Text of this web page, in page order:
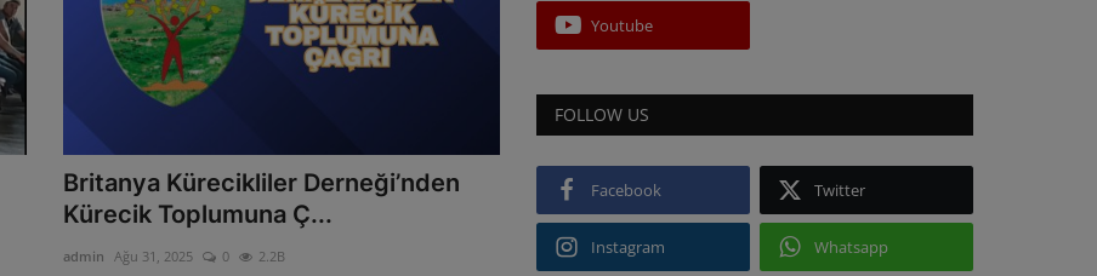
Britanya Kürecikliler Derneği’nden
Kürecik Toplumuna Ç...
admin Ağu 31, 2025 0 2.2B
Youtube
FOLLOW US
Facebook Twitter
Instagram Whatsapp